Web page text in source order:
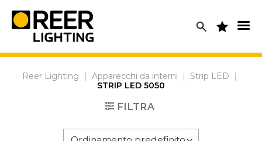
content
Reer Lighting | Apparecchi da interni | Strip LED
|
STRIP LED 5050
FILTRA